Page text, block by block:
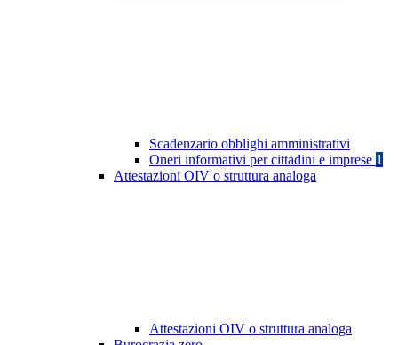
Scadenzario obblighi amministrativi
Oneri informativi per cittadini e imprese 1
Attestazioni OIV o struttura analoga
Attestazioni OIV o struttura analoga